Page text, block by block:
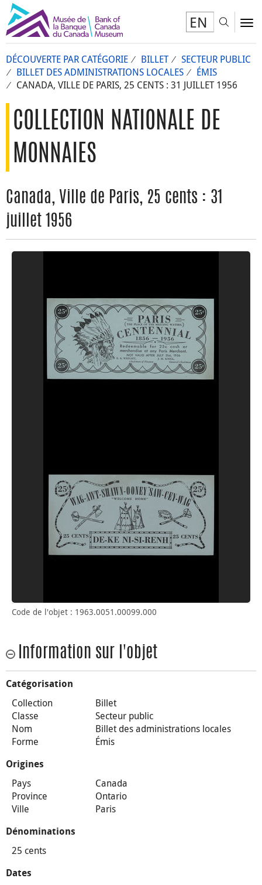
EN
DÉCOUVERTE PAR CATÉGORIE BILLET
SECTEUR PUBLIC
BILLET DES ADMINISTRATIONS LOCALES
ÉMIS
CANADA, VILLE DE PARIS, 25 CENTS : 31 JUILLET 1956
COLLECTION NATIONALE DE
MONNAIES
Canada, Ville de Paris, 25 cents : 31
juillet 1956
Code de l'objet : 1963.0051.00099.000
Information sur l'objet
Catégorisation
Collection
Billet
Classe
Secteur public
Nom
Billet des administrations locales
Forme
Émis
Origines
Pays
Canada
Province
Ontario
Ville
Paris
Dénominations
25 cents
Dates